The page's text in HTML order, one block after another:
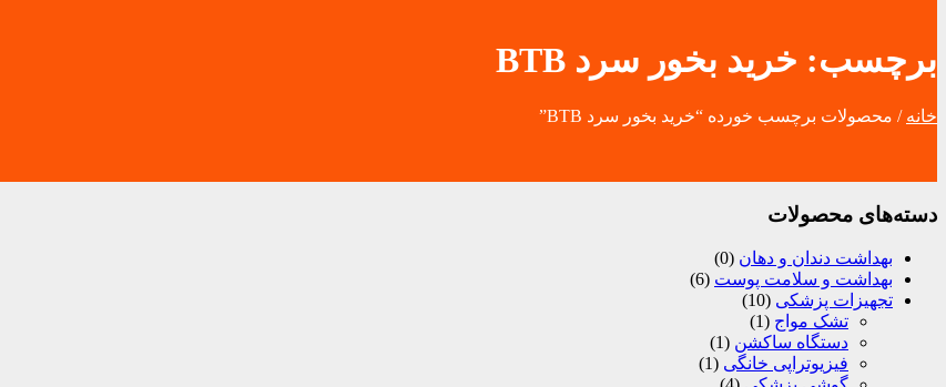
برچسب: خرید بخور سرد BTB
خانه / محصولات برچسب خورده “خرید بخور سرد BTB”
دسته‌های محصولات
بهداشت دندان و دهان (0)
بهداشت و سلامت پوست (6)
تجهیزات پزشکی (10)
تشک مواج (1)
دستگاه ساکشن (1)
فیزیوتراپی خانگی (1)